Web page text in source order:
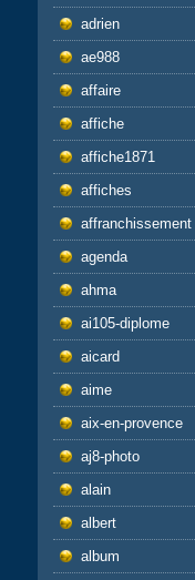
adrien
ae988
affaire
affiche
affiche1871
affiches
affranchissement
agenda
ahma
ai105-diplome
aicard
aime
aix-en-provence
aj8-photo
alain
albert
album